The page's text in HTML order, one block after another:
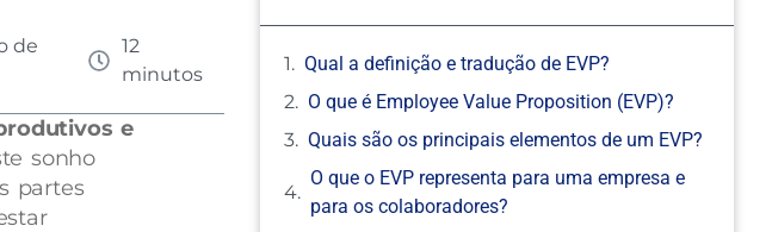
Qual a definição e tradução de EVP?
O que é Employee Value Proposition (EVP)?
Quais são os principais elementos de um EVP?
O que o EVP representa para uma empresa e
para os colaboradores?
de
12
minutos
e
sonho
partes